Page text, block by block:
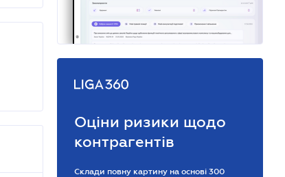
Оціни ризики щодо
контрагентів
Склади повну картину на основі 300